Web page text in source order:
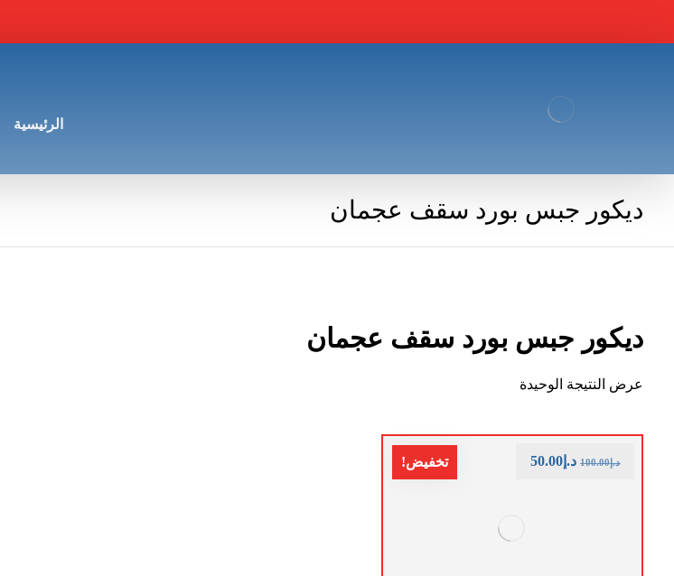
الرئيسية
ديكور جبس بورد سقف عجمان
ديكور جبس بورد سقف عجمان
عرض النتيجة الوحيدة
تخفيض! د.إ100.00 د.إ 50.00